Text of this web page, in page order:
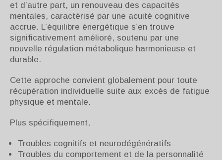
et d’autre part, un renouveau des capacités
mentales, caractérisé par une acuité cognitive
accrue. L’équilibre énergétique s’en trouve
significativement amélioré, soutenu par une
nouvelle régulation métabolique harmonieuse et
durable.
Cette approche convient globalement pour toute
récupération individuelle suite aux excès de fatigue
physique et mentale.
Plus spécifiquement,
Troubles cognitifs et neurodégénératifs
Troubles du comportement et de la personnalité